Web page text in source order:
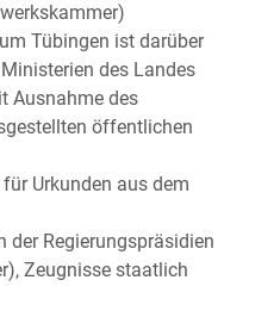
Tübingen ist darüber
des Landes
Ausnahme des
öffentlichen
Urkunden aus dem
der Regierungspräsidien
Zeugnisse staatlich